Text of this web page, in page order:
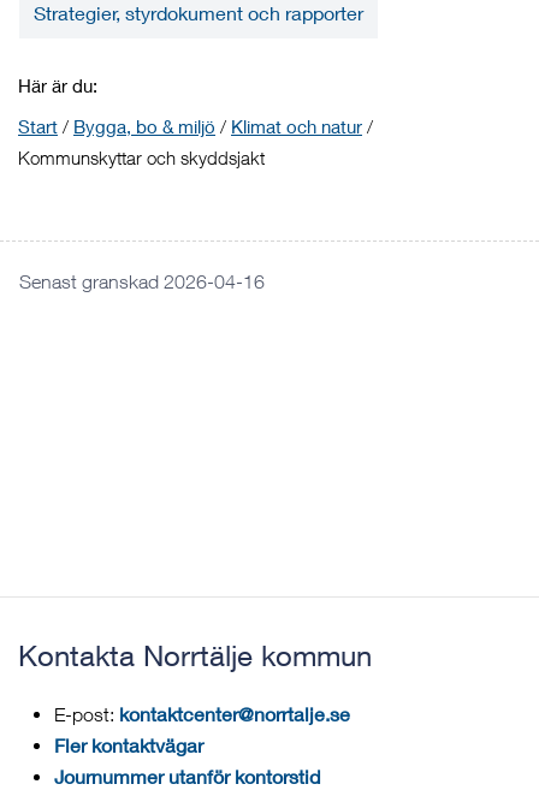
Strategier, styrdokument och rapporter
Här är du:
Start / Bygga, bo & miljö / Klimat och natur /
Kommunskyttar och skyddsjakt
Senast granskad 2026-04-16
Kontakta Norrtälje kommun
E-post: kontaktcenter@norrtalje.se
Fler kontaktvägar
Journummer utanför kontorstid